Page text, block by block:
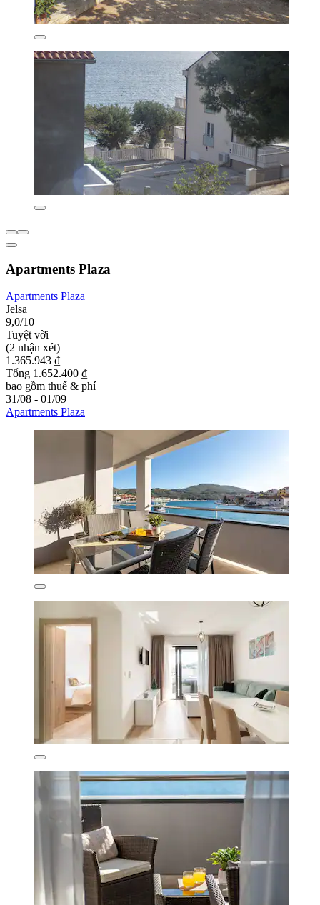
Apartments Plaza
Apartments Plaza
Jelsa
9,0/10
Tuyệt vời
(2 nhận xét)
1.365.943 ₫
Tổng 1.652.400 ₫
bao gồm thuế & phí
31/08 - 01/09
Apartments Plaza